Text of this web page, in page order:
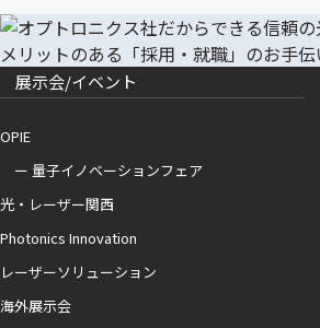
展示会/イベント
OPIE
ー 量子イノベーションフェア
光・レーザー関西
Photonics Innovation
レーザーソリューション
海外展示会